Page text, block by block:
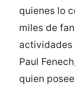
quienes lo
miles de
actividades
Paul
quien